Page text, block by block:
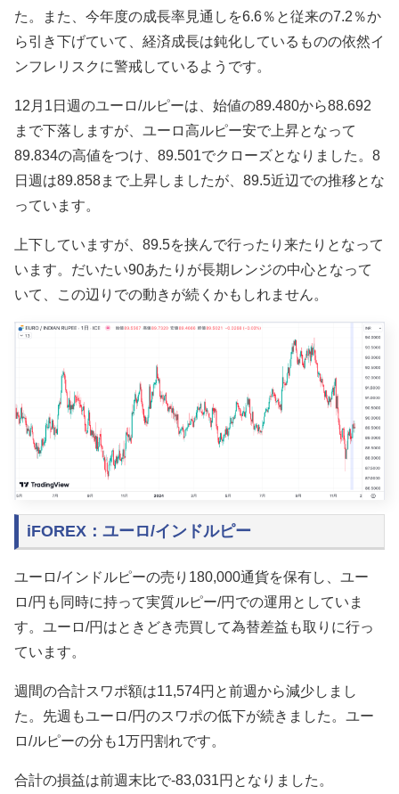
た。また、今年度の成長率見通しを6.6％と従来の7.2％か
ら引き下げていて、経済成長は鈍化しているものの依然イ
ンフレリスクに警戒しているようです。
12月1 日週のユーロ/ルピーは、始値の89.480から88.692
まで下落しますが 、ユーロ高ルピー安で上昇となって
89.834の高値をつけ、89.501でクローズとなりました。8
日週は89.858まで上昇しましたが、89.5近辺での推移とな
っています。
上下していますが、 89.5を挟んで行ったり来たりとなって
います。だいたい90あたりが長期レンジの中心となって
いて、この辺りでの動きが続くかもしれません。
iFOREX：ユーロ/インドルピー
ユーロ/インドルピーの売り180,000通貨を保有し、ユー
ロ/円も同時に持って実質ルピー/円での運用としていま
す。ユーロ/円はときどき売買して為替差益も取りに行っ
ています。
週間の合計スワポ額は11,574円と前週から減少しまし
た。先週もユーロ/円のスワポの低下が続きました。ユー
ロ/ルピーの分も1万円割れです。
合計の損益は前週末比で-83,031円となりました。